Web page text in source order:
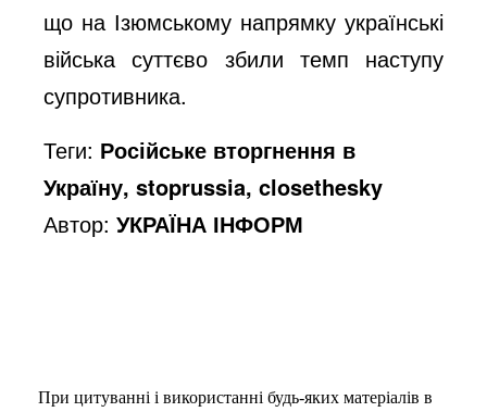
що на Ізюмському напрямку українські
війська суттєво збили темп наступу
супротивника.
Теги: Російське вторгнення в
Україну, stoprussia, closethesky
Автор:УКРАЇНА ІНФОРМ
При цитуванні і використанні будь-яких матеріалів в